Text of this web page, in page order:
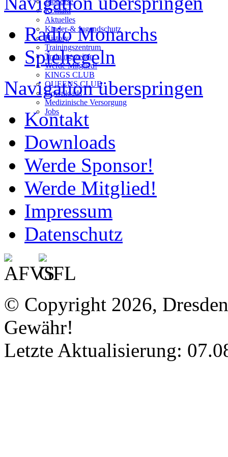
Kontakt
Aktuelles
Kinder-& Jugendschutz
History
Trainingszentrum
Trainingszeiten
Werde Mitglied!
KINGS CLUB
QUEENS CLUB
Downloads
Medizinische Versorgung
Jobs
Radio Monarchs
Spielregeln
Navigation überspringen
Kontakt
Downloads
Werde Sponsor!
Werde Mitglied!
Impressum
Datenschutz
© Copyright 2026,
Gewähr!
Letzte Aktualisierung: